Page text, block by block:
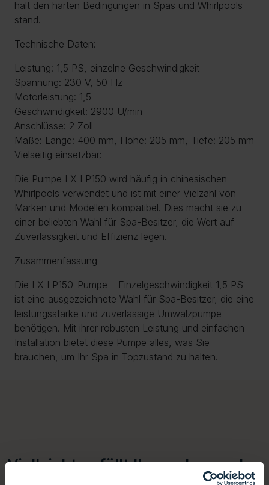
hält den harten Bedingungen in Spas und Whirlpools
stand.
Technische Daten:
Leistung: 1,5 PS, einzelne Geschwindigkeit
Spannung: 230 V, 50 Hz
Motorleistung: 1,5
Geschwindigkeit: 2900 U/min
Anschlüsse: 2 Zoll
Maße: Länge: 400 mm, Höhe: 205 mm, Tiefe: 205 mm
Vielseitig einsetzbar:
Die Pumpe LX LP150 wird häufig in chinesischen
Whirlpools verwendet und ist mit einer Vielzahl von
Marken und Modellen kompatibel. Dies macht sie zu
einer beliebten Wahl für Spa-Besitzer, die Wert auf
Zuverlässigkeit und Effizienz legen.
Zusammenfassung
Die LX LP150-Pumpe – Einzelgeschwindigkeit 1,5 PS
ist eine ausgezeichnete Wahl für Spa-Besitzer, die eine
leistungsstarke und zuverlässige Umwälzpumpe
benötigen. Mit ihrer robusten Leistung und einfachen
Installation bietet diese Pumpe alles, was Sie
brauchen, um Ihr Spa in Topzustand zu halten.
Vielleicht gefällt Ihnen das auch